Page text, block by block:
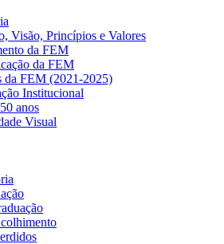
Visão, Princípios e Valores
da FEM
da FEM
da FEM (2021-2025)
Institucional
anos
Visual